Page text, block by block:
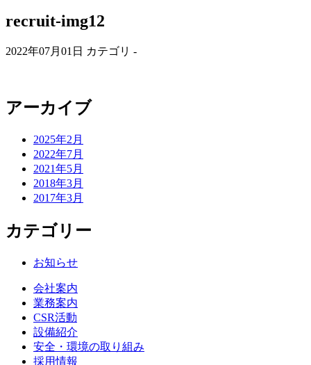
recruit-img12
2022年07月01日 カテゴリ -
アーカイブ
2025年2月
2022年7月
2021年5月
2018年3月
2017年3月
カテゴリー
お知らせ
会社案内
業務案内
CSR活動
設備紹介
安全・環境の取り組み
採用情報